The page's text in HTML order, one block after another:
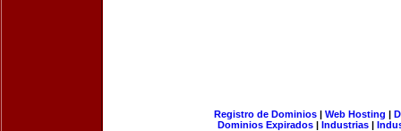
Registro de Dominios| Web Hosting |
Dominios Expirados | Industrias |